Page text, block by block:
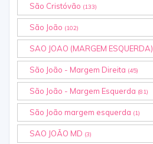
São Cristóvão (133)
São João (102)
SAO JOAO (MARGEM ESQUERDA)
São João - Margem Direita (45)
São João - Margem Esquerda (81)
São João margem esquerda (1)
SAO JOÃO MD (3)